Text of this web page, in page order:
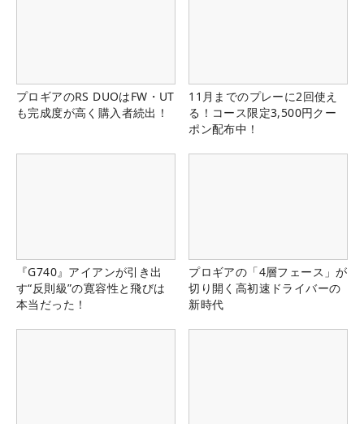
プロギアのRS DUOはFW・UT
も完成度が高く購入者続出！
11月までのプレーに2回使え
る！コース限定3,500円クー
ポン配布中！
『G740』アイアンが引き出
す“反則級”の寛容性と飛びは
本当だった！
プロギアの「4層フェース」が
切り開く高初速ドライバーの
新時代